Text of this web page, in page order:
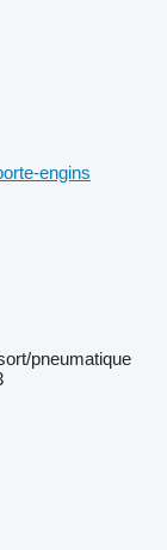
engins
pneumatique